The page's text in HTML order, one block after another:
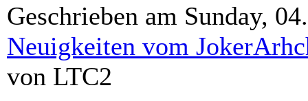
Geschrieben am Sunday,
Neuigkeiten vom
von LTC2